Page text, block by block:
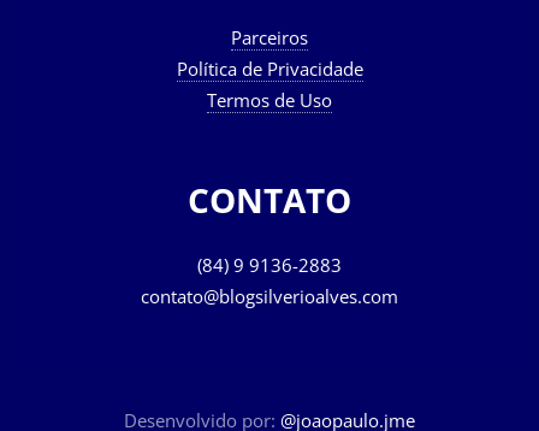
Parceiros
Política de Privacidade
Termos de Uso
CONTATO
(84) 9 9136-2883
contato@blogsilverioalves.com
Desenvolvido por: @joaopaulo.jme